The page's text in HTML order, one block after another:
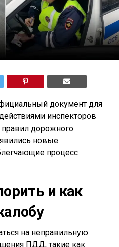
документ для
инспекторов
дорожного
новые
процесс
и как
на неправильную
ПДД, такие как